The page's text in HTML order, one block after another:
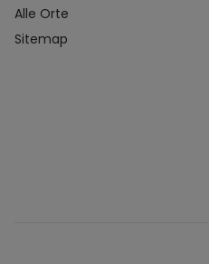
Alle Orte
Sitemap